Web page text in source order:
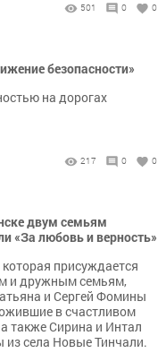
501 0 0
безопасности»
на дорогах
217 0 0
двум семьям
«За любовь и верность»
присуждается
и дружным семьям,
и Сергей Фомины
в счастливом
также Сирина и Интал
села Новые Тинчали.